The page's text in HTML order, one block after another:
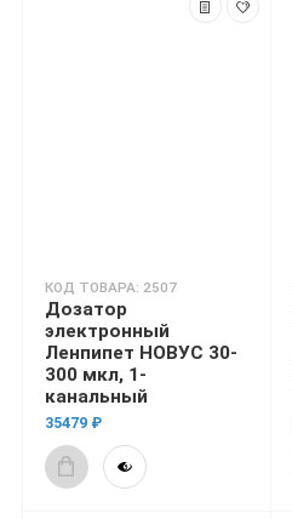
КОД ТОВАРА: 2507
Дозатор
электронный
Ленпипет НОВУС 30-
300 мкл, 1-
канальный
35479 ₽